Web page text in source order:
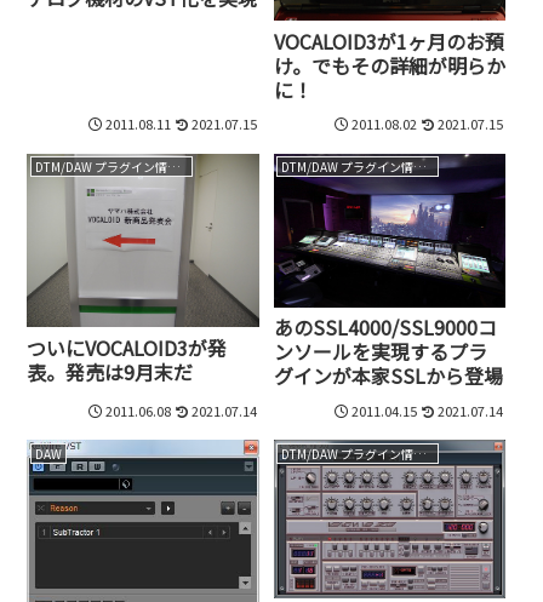
2011.08.11 2021.07.15
VOCALOID3が1ヶ月のお預
け。でもその詳細が明らか
に！
2011.08.02 2021.07.15
DTM/DAW プラグイン情報（VST AU AAX）
ついにVOCALOID3が発
表。発売は9月末だ
2011.06.08 2021.07.14
DTM/DAW プラグイン情報（VST AU AAX）
あのSSL4000/SSL9000コ
ンソールを実現するプラ
グインが本家SSLから登場
2011.04.15 2021.07.14
DAW DTM/DAW プラグイン情報（VST AU AAX）